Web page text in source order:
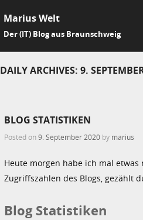
Marius Welt
Der (IT) Blog aus Braunschweig
DAILY ARCHIVES: 9.
BLOG STATISTIKEN
Posted on9. September 2020 by marius
Heute morgen habe ich mal
Zugriffszahlen des Blogs, gezählt
Blog Statistiken